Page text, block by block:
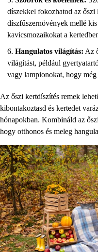
díszekkel fokozhatod az őszi
díszfűszernövények mellé
kavicsmozaikokat a
Hangulatos világítás: Az
világítást, például
vagy lampionokat, hogy még
Az őszi kertdíszítés remek
kibontakoztasd és kertedet
hónapokban. Kombináld az
hogy otthonos és meleg